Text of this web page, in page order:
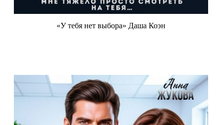
«У тебя нет выбора» Даша Коэн